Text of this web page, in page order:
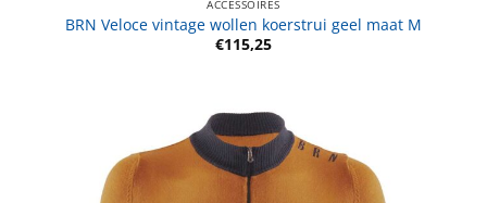
ACCESSOIRES
BRN Veloce vintage wollen koerstrui geel maat M
€115,25